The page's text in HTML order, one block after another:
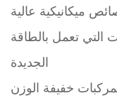
ميكانيكية عالية
التي تعمل بالطاقة
الجديدة
خفيفة الوزن